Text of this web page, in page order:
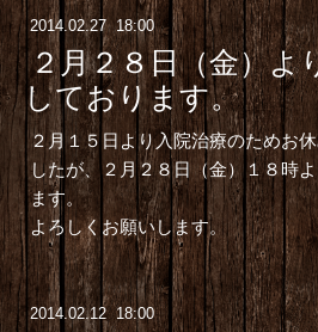
2014.02.27 18:00
２月２８日（金）よ
しております。
２月１５日より入院治療のためお
したが、２月２８日（金）１８時
ます。
よろしくお願いします。
2014.02.12 18:00